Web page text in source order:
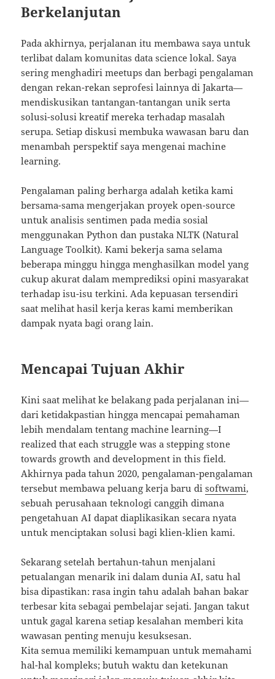
Berkelanjutan
Pada akhirnya, perjalanan itu membawa saya untuk
terlibat dalam komunitas data science lokal. Saya
sering menghadiri meetups dan berbagi pengalaman
dengan rekan-rekan seprofesi lainnya di Jakarta—
mendiskusikan tantangan-tantangan unik serta
solusi-solusi kreatif mereka terhadap masalah
serupa. Setiap diskusi membuka wawasan baru dan
menambah perspektif saya mengenai machine
learning.
Pengalaman paling berharga adalah ketika kami
bersama-sama mengerjakan proyek open-source
untuk analisis sentimen pada media sosial
menggunakan Python dan pustaka NLTK (Natural
Language Toolkit). Kami bekerja sama selama
beberapa minggu hingga menghasilkan model yang
cukup akurat dalam memprediksi opini masyarakat
terhadap isu-isu terkini. Ada kepuasan tersendiri
saat melihat hasil kerja keras kami memberikan
dampak nyata bagi orang lain.
Mencapai Tujuan Akhir
Kini saat melihat ke belakang pada perjalanan ini—
dari ketidakpastian hingga mencapai pemahaman
lebih mendalam tentang machine learning—I
realized that each struggle was a stepping stone
towards growth and development in this field.
Akhirnya pada tahun 2020, pengalaman-pengalaman
tersebut membawa peluang kerja baru disoftwami,
sebuah perusahaan teknologi canggih dimana
pengetahuan AI dapat diaplikasikan secara nyata
untuk menciptakan solusi bagi klien-klien kami.
Sekarang setelah bertahun-tahun menjalani
petualangan menarik ini dalam dunia AI, satu hal
bisa dipastikan: rasa ingin tahu adalah bahan bakar
terbesar kita sebagai pembelajar sejati. Jangan takut
untuk gagal karena setiap kesalahan memberi kita
wawasan penting menuju kesuksesan.
Kita semua memiliki kemampuan untuk memahami
hal-hal kompleks; butuh waktu dan ketekunan